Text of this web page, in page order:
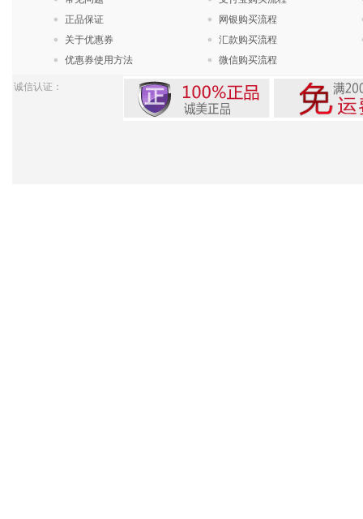
正品保证
关于优惠券
优惠券使用方法
网银购买流程
汇款购买流程
微信购买流程
诚信认证：